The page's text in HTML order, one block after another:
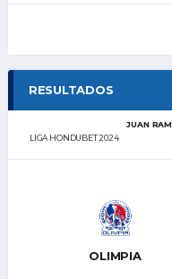
RESULTADOS
LIGA HONDUBET 2024
JUAN
OLIMPIA